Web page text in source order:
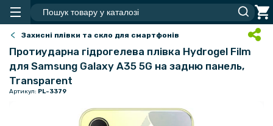
Захисні плівки та скло для смартфонів
Протиударна гідрогелева плівка Hydrogel Film
для Samsung Galaxy A35 5G на задню панель,
Transparent
Артикул: PL-3379